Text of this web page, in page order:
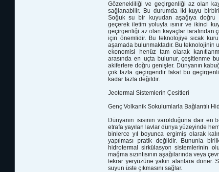
Gözenekliliği ve geçirgenliği az olan
sağlanabilir. Bu durumda iki kuyu
Soğuk su bir kuyudan aşağıya doğru
geçerek iletim yoluyla ısınır ve ikinci
geçirgenliği az olan kayaçlar tarafından
için önemlidir. Bu teknolojiye sıcak
aşamada bulunmaktadır. Bu teknolojinin
ekonomisi henüz tam olarak
arasında en uçta bulunur, çeşitlenme
akiferlere doğru genişler. Dünyanın
çok fazla geçirgendir fakat bu
kadar fazla değildir.
Jeotermal Sistemlerin Çesitleri
Genç Volkanik Sokulumlarla Bağlantılı
Dünyanın ısısının varolduğuna dair
etrafa yayılan lavlar dünya yüzeyinde
binlerce yıl boyunca ergimiş olarak
yapılması pratik değildir. Bununla
hidrotermal sirkülasyon sistemlerinin
mağma sızıntısının aşağılarında veya
tekrar yeryüzüne yakın alanlara döner.
suyun üste çıkmasını sağlar.